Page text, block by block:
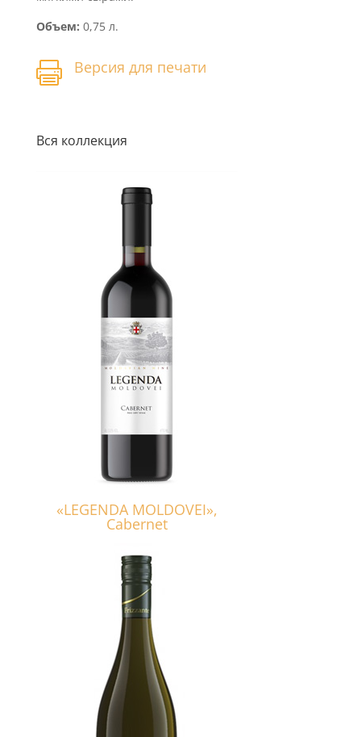
Объем: 0,75 л.
 Версия для печати
Вся коллекция
«LEGENDA MOLDOVEI»,
Cabernet